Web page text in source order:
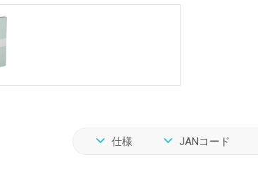
仕様 JANコード